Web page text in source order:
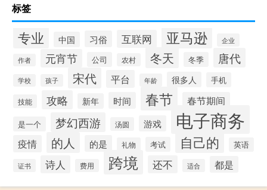
标签
专业 中国 习俗 互联网 亚马逊 企业
作者 元宵节 公司 农村 冬天 冬季 唐代
学校 孩子 宋代 平台 年龄 很多人 手机
技能 攻略 新年 时间 春节 春节期间
是一个 梦幻西游 汤圆 游戏 电子商务
疫情 的人 的是 礼物 考试 自己的 英语
证书 诗人 费用 跨境 还不 适合 都是